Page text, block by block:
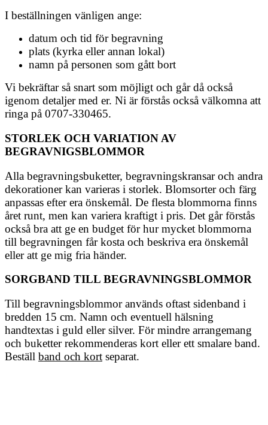
I beställningen vänligen ange:
datum och tid för begravning
plats (kyrka eller annan lokal)
namn på personen som gått bort
Vi bekräftar så snart som möjligt och går då också
igenom detaljer med er. Ni är förstås också välkomna att
ringa på 0707-330465.
STORLEK OCH VARIATION AV
BEGRAVNIGSBLOMMOR
Alla begravningsbuketter, begravningskransar och andra
dekorationer kan varieras i storlek. Blomsorter och färg
anpassas efter era önskemål. De flesta blommorna finns
året runt, men kan variera kraftigt i pris. Det går förstås
också bra att ge en budget för hur mycket blommorna
till begravningen får kosta och beskriva era önskemål
eller att ge mig fria händer.
SORGBAND TILL BEGRAVNINGSBLOMMOR
Till begravningsblommor används oftast sidenband i
bredden 15 cm. Namn och eventuell hälsning
handtextas i guld eller silver. För mindre arrangemang
och buketter rekommenderas kort eller ett smalare band.
Beställ band och kort separat.